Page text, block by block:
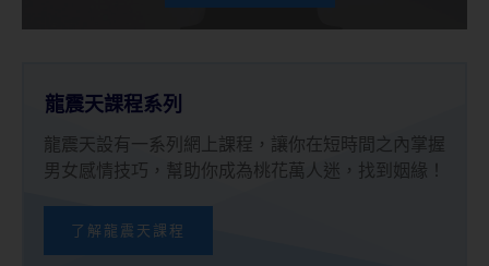
龍震天課程系列
龍震天設有一系列網上課程，讓你在短時間之內掌握
男女感情技巧，幫助你成為桃花萬人迷，找到姻緣！
了解龍震天課程